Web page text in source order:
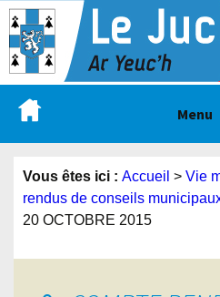
Menu
Vous êtes ici : Accueil > Vie
rendus de conseils
20 OCTOBRE 2015